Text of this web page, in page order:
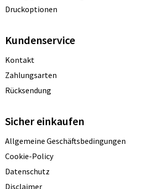
Druckoptionen
Kundenservice
Kontakt
Zahlungsarten
Rücksendung
Sicher einkaufen
Allgemeine Geschäftsbedingungen
Cookie-Policy
Datenschutz
Disclaimer